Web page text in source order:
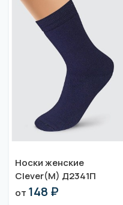
Носки женские
Clever(M) Д2341П
от 148 ₽